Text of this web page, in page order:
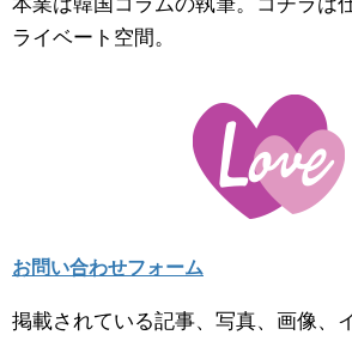
ライベート空間。
お問い合わせフォーム
掲載されている記事、写真、画像、